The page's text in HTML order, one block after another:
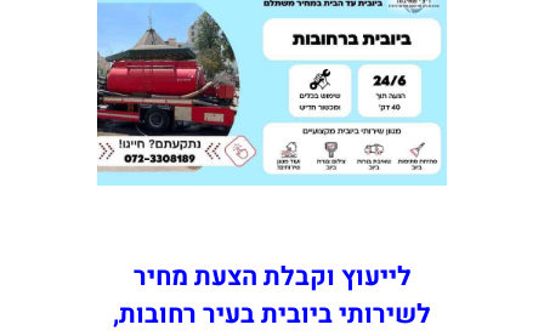
לייעוץ וקבלת הצעת מחיר
לשירותי ביובית בעיר רחובות,